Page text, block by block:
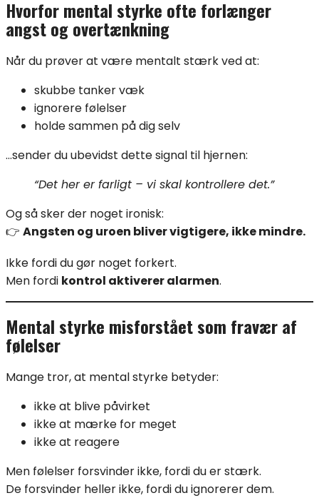
Hvorfor mental styrke ofte forlænger
angst og overtænkning
Når du prøver at være mentalt stærk ved at:
skubbe tanker væk
ignorere følelser
holde sammen på dig selv
…sender du ubevidst dette signal til hjernen:
“Det her er farligt – vi skal kontrollere det.”
Og så sker der noget ironisk:
👉 Angsten og uroen bliver vigtigere, ikke mindre.
Ikke fordi du gør noget forkert.
Men fordi kontrol aktiverer alarmen.
Mental styrke misforstået som fravær af
følelser
Mange tror, at mental styrke betyder:
ikke at blive påvirket
ikke at mærke for meget
ikke at reagere
Men følelser forsvinder ikke, fordi du er stærk.
De forsvinder heller ikke, fordi du ignorerer dem.